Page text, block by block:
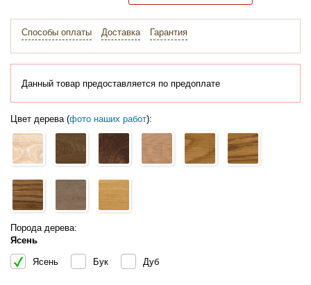
Способы оплаты Доставка Гарантия
Данный товар предоставляется по предоплате
Цвет дерева (фото наших работ):
Порода дерева:
Ясень
Ясень Бук Дуб